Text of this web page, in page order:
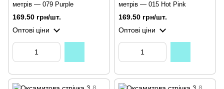
метрів — 079 Purple
169.50 грн/шт.
Оптові ціни
метрів — 015 Hot Pink
169.50 грн/шт.
Оптові ціни